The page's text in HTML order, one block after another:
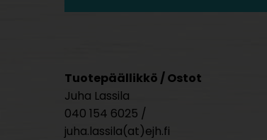
Tuotepäällikkö / Ostot
Juha Lassila
040 154 6025 /
juha.lassila(at)ejh.fi